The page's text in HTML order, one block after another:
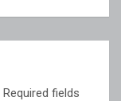
Required fields